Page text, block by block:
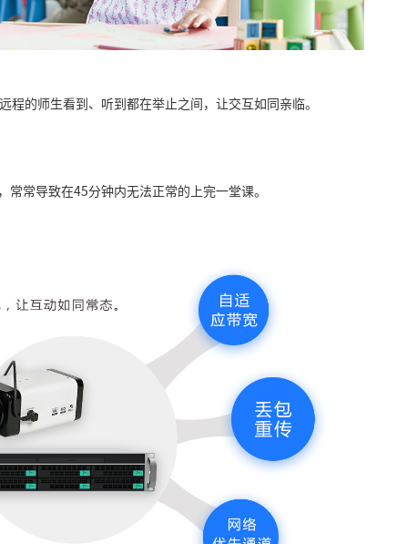
程的师生看到、听到都在举止之间，让交互如同亲临。
常常导致在45分钟内无法正常的上完一堂课。